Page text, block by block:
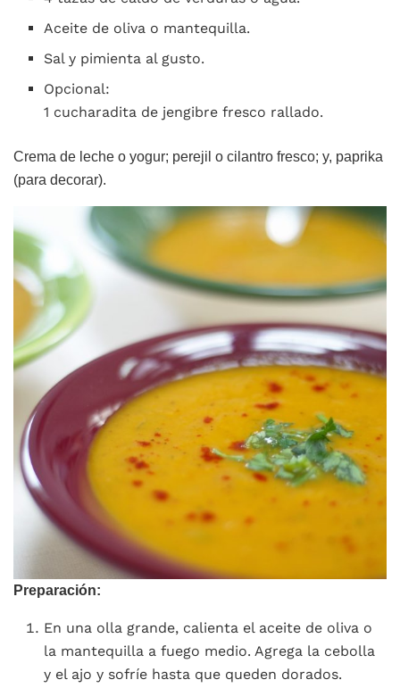
Aceite de oliva o mantequilla.
Sal y pimienta al gusto.
Opcional:
1 cucharadita de jengibre fresco rallado.
Crema de leche o yogur; perejil o cilantro fresco; y, paprika
(para decorar).
Preparación:
En una olla grande, calienta el aceite de oliva o
la mantequilla a fuego medio. Agrega la cebolla
y el ajo y sofríe hasta que queden dorados.